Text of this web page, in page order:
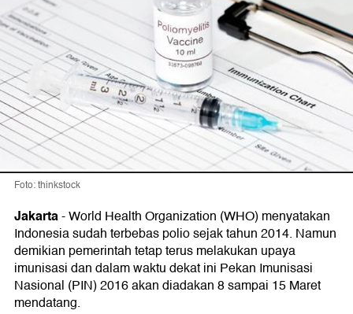
Foto: thinkstock
Jakarta- World Health Organization (WHO) menyatakan
Indonesia sudah terbebas polio sejak tahun 2014. Namun
demikian pemerintah tetap terus melakukan upaya
imunisasi dan dalam waktu dekat ini Pekan Imunisasi
Nasional (PIN) 2016 akan diadakan 8 sampai 15 Maret
mendatang.